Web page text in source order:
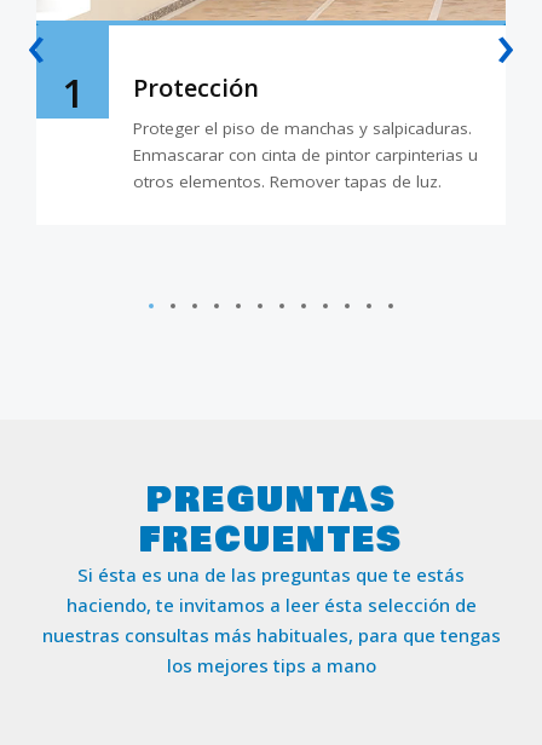
1 Protección
Proteger el piso de manchas y salpicaduras.
Enmascarar con cinta de pintor carpinterias u
otros elementos. Remover tapas de luz.
‹ ›
PREGUNTAS
FRECUENTES
Si ésta es una de las preguntas que te estás
haciendo, te invitamos a leer ésta selección de
nuestras consultas más habituales, para que tengas
los mejores tips a mano